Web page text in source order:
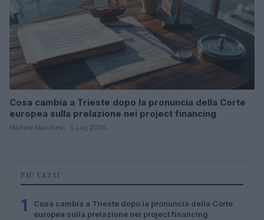
Cosa cambia a Trieste dopo la pronuncia della Corte
europea sulla prelazione nei project financing
Martina Marchesi · 5 Lug 2026
PIÙ LETTI
1
Cosa cambia a Trieste dopo la pronuncia della Corte
europea sulla prelazione nei project financing